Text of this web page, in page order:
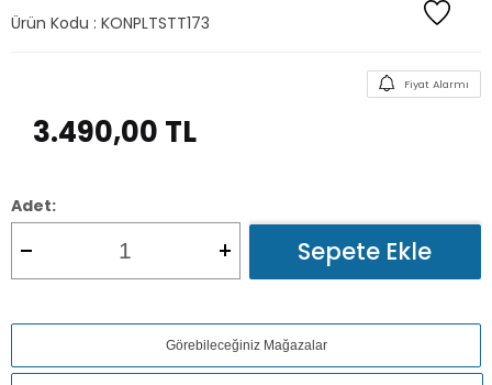
Ürün Kodu : KONPLTSTT173
Fiyat Alarmı
3.490,00 TL
Adet:
Sepete Ekle
Görebileceğiniz Mağazalar